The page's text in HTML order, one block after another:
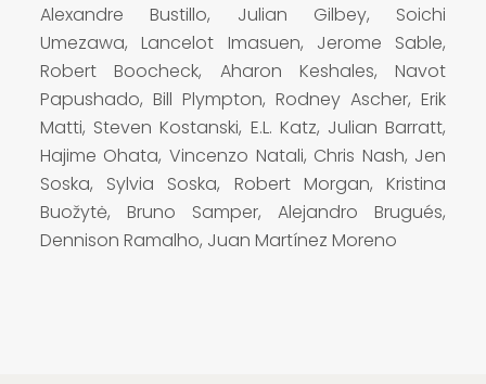
Alexandre Bustillo, Julian Gilbey, Soichi
Umezawa, Lancelot Imasuen, Jerome Sable,
Robert Boocheck, Aharon Keshales, Navot
Papushado, Bill Plympton, Rodney Ascher, Erik
Matti, Steven Kostanski, E.L. Katz, Julian Barratt,
Hajime Ohata, Vincenzo Natali, Chris Nash, Jen
Soska, Sylvia Soska, Robert Morgan, Kristina
Buožytė, Bruno Samper, Alejandro Brugués,
Dennison Ramalho, Juan Martínez Moreno